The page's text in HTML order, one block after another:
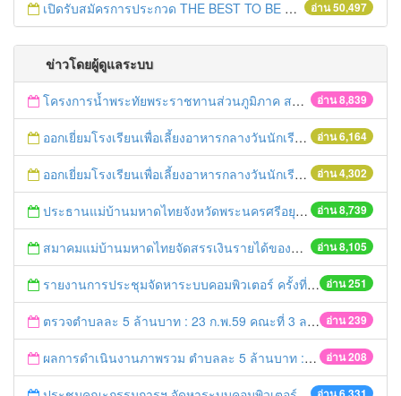
อ่าน 50,497
เปิดรับสมัครการประกวด THE BEST TO BE NUMBER ONE
ข่าวโดยผู้ดูแลระบบ
อ่าน 8,839
โครงการน้ำพระทัยพระราชทานส่วนภูมิภาค สภาสังคมสงเคราะห์แห่งประเทศไทย ในพระบรมราชูปถัมภ์ ประจำปี 2559
อ่าน 6,164
ออกเยี่ยมโรงเรียนเพื่อเลี้ยงอาหารกลางวันนักเรียนโรงเรียนที่อยู่ห่างไกลในพื้นที่ จ.พระนครศรีอยุธยา (โรงเรียนวัดลำตะเคียน)
อ่าน 4,302
ออกเยี่ยมโรงเรียนเพื่อเลี้ยงอาหารกลางวันนักเรียนโรงเรียนที่อยู่ห่างไกลในพื้นที่ จ.พระนครศรีอยุธยา (โรงเรียนวัดสนามทอง)
อ่าน 8,739
ประธานแม่บ้านมหาดไทยจังหวัดพระนครศรีอยุธยา และคณะฯ ออกเยี่ยมเยาวชนที่ได้รับทุนจากมูลนิธิร่วมจิตต์น้อมเกล้าฯ ปีการศึกษา 2558
อ่าน 8,105
สมาคมแม่บ้านมหาดไทยจัดสรรเงินรายได้ของสมาคมฯมอบทุนการศึกษา ประจำปี 2559
อ่าน 251
รายงานการประชุมจัดหาระบบคอมพิวเตอร์ ครั้งที่ 1 / 2559
อ่าน 239
ตรวจตำบลละ 5 ล้านบาท : 23 ก.พ.59 คณะที่ 3 ลงพื้นที่ อ.บางปะอิน
อ่าน 208
ผลการดำเนินงานภาพรวม ตำบลละ 5 ล้านบาท : 21 ก.พ. 59 เวลา 20.20 น.